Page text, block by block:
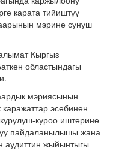
карата тийиштүү
мэрине сунуш
Кыргыз
областындагы
мэриясынын
эсебинен
куроо иштерине
пайдаланылышы жана
аудиттин жыйынтыгы